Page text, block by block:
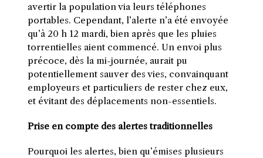
avertir la population via leurs téléphones
portables. Cependant, l’alerte n’a été envoyée
qu’à 20 h 12 mardi, bien après que les pluies
torrentielles aient commencé. Un envoi plus
précoce, dès la mi-journée, aurait pu
potentiellement sauver des vies, convainquant
employeurs et particuliers de rester chez eux,
et évitant des déplacements non-essentiels.
Prise en compte des alertes traditionnelles
Pourquoi les alertes, bien qu’émises plusieurs